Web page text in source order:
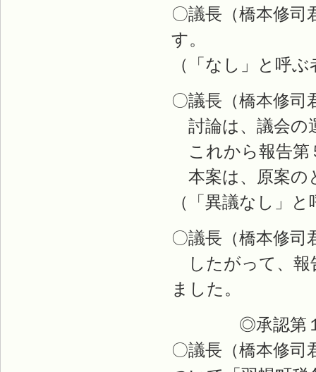
〇議長（橋本修
す。
（「なし」と呼
〇議長（橋本修
討論は、議会の
これから報告第
本案は、原案の
（「異議なし」
〇議長（橋本修
したがって、報
ました。
◎承認第１
〇議長（橋本修